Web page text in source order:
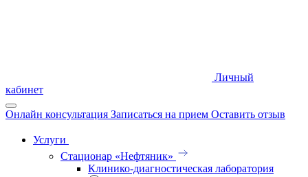
Личный
кабинет
Онлайн консультация Записаться на прием Оставить отзыв
Услуги
Стационар «Нефтяник»
Клинико-диагностическая лаборатория